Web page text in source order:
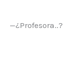
—¿Profesora..?